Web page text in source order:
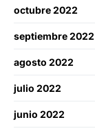
octubre 2022
septiembre 2022
agosto 2022
julio 2022
junio 2022